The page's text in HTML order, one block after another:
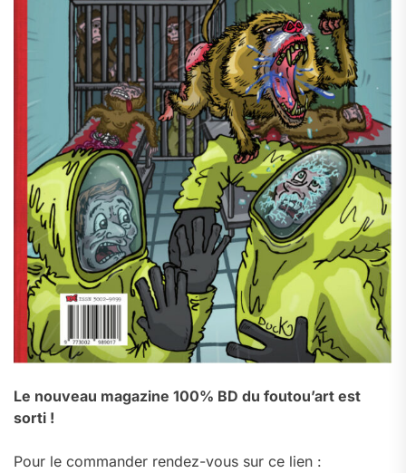
Le nouveau magazine 100% BD du foutou’art est
sorti !
Pour le commander rendez-vous sur ce lien :